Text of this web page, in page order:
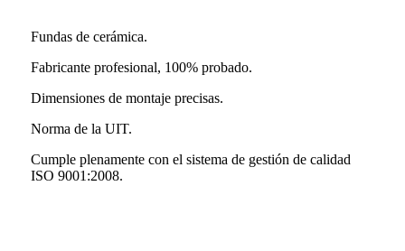
Fundas de cerámica.
Fabricante profesional, 100% probado.
Dimensiones de montaje precisas.
Norma de la UIT.
Cumple plenamente con el sistema de gestión de calidad
ISO 9001:2008.